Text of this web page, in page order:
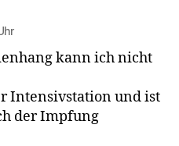
kann ich nicht
Intensivstation und ist
der Impfung